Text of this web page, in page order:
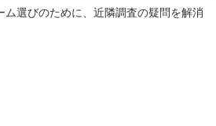
選びのために、近隣調査の疑問を解消